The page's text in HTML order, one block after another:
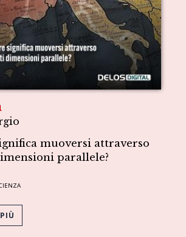
muoversi attraverso
parallele?